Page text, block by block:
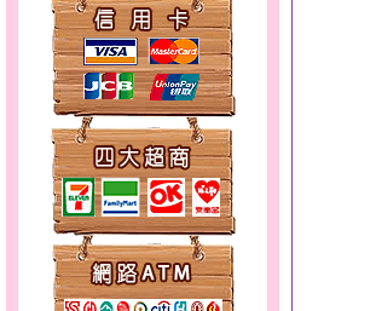
幸福洋溢～金銀鋼套鍊
分享愛～金銀鋼套鍊